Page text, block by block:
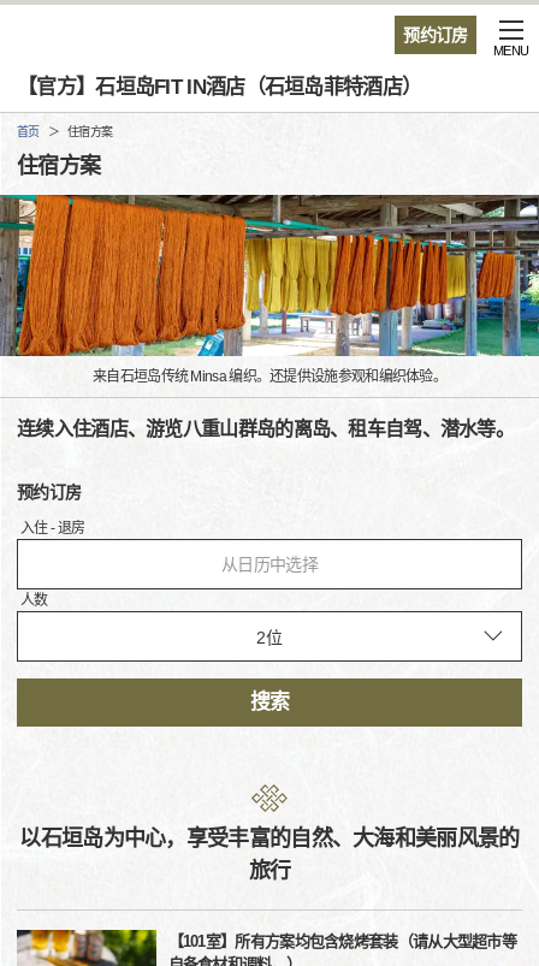
预约订房
【官方】石垣岛FIT IN酒店（石垣岛菲特酒店）
MENU
首页 住宿方案
住宿方案
来自石垣岛传统 Minsa 编织。还提供设施参观和编织体验。
连续入住酒店、游览八重山群岛的离岛、租车自驾、潜水等。
预约订房
入住 - 退房
从日历中选择
人数
搜索
以石垣岛为中心，享受丰富的自然、大海和美丽风景的
旅行
【101室】所有方案均包含烧烤套装（请从大型超市等